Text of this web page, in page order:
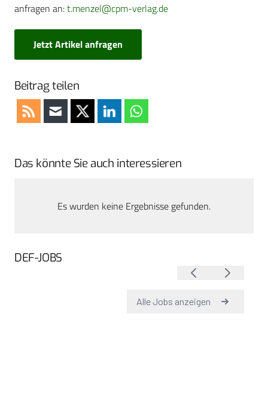
anfragen an:t.menzel@cpm-verlag.de
Jetzt Artikel anfragen
Beitrag teilen
Das könnte Sie auch interessieren
Es wurden keine Ergebnisse gefunden.
DEF-JOBS